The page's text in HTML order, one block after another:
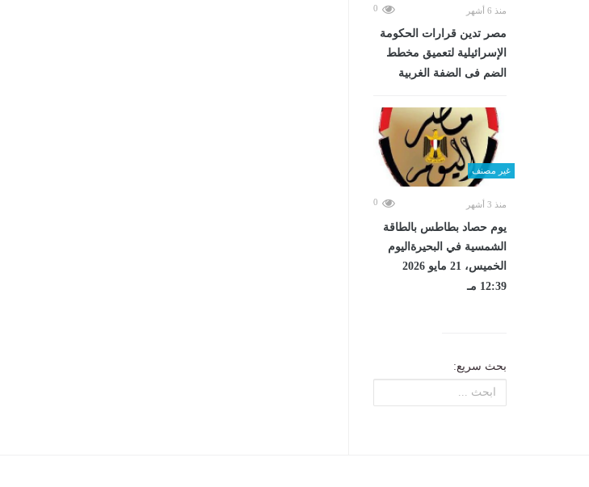
منذ 6 أشهر 0
مصر تدين قرارات الحكومة
الإسرائيلية لتعميق مخطط
الضم فى الضفة الغربية
غير مصنف
منذ 3 أشهر 0
يوم حصاد بطاطس بالطاقة
الشمسية في البحيرةاليوم
الخميس، 21 مايو 2026
12:39 مـ
بحث سريع: